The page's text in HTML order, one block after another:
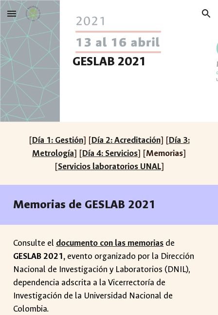
Skip to main content Skip to navigation
GESLAB 2021
[Día 1: Gestión] [Día 2: Acreditación] [Día 3:
Metrología] [Día 4: Servicios] [Memorias]
[Servicios laboratorios UNAL]
Memorias de GESLAB 2021
Consulte el documento con las memorias de
GESLAB 2021, evento organizado por la Dirección
Nacional de Investigación y Laboratorios (DNIL),
dependencia adscrita a la Vicerrectoría de
Investigación de la Universidad Nacional de
Colombia.